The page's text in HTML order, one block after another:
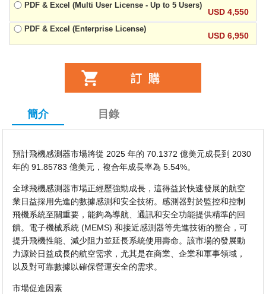
PDF & Excel (Multi User License - Up to 5 Users)
USD 4,550
PDF & Excel (Enterprise License)
USD 6,950
簡介 目錄
預計飛機感測器市場將從 2025 年的 70.1372 億美元成長到 2030
年的 91.85783 億美元，複合年成長率為 5.54%。
全球飛機感測器市場正經歷強勁成長，這得益於快速發展的航空
業日益採用先進的數據感測和安全技術。感測器對於監控和控制
飛機系統至關重要，能夠為導航、通訊和安全功能提供精準的回
饋。電子機械系統 (MEMS) 和接近感測器等先進技術的整合，可
提升飛機性能、減少阻力並延長系統使用壽命。該市場的發展動
力源於日益成長的航空需求，尤其是在商業、企業和軍事領域，
以及對可靠數據以確保營運安全的需求。
市場促進因素